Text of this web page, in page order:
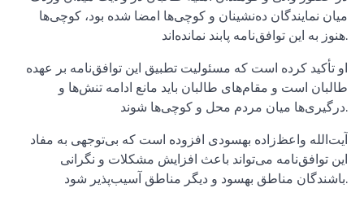
میان نمایندگان ده‌نشینان و کوچی‌ها امضا شده بود، کوچی‌ها
هنوز به این توافق‌نامه پابند نمانده‌اند.
او تأکید کرده است که مسئولیت تطبیق این توافق‌نامه بر عهده
طالبان است و مقام‌های طالبان باید مانع ادامه تنش‌ها و
درگیری‌ها میان مردم محل و کوچی‌ها شوند.
آیت‌الله واعظ‌زاده بهسودی افزوده است که بی‌توجهی به مفاد
این توافق‌نامه می‌تواند باعث افزایش مشکلات و نگرانی
باشندگان مناطق بهسود و دیگر مناطق آسیب‌پذیر شود.